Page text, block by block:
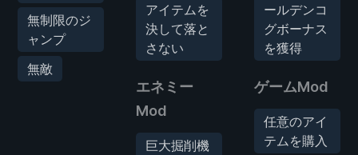
無制限のジ
ャンプ
無敵
アイテムを
決して落と
さない
エネミー
Mod
巨大掘削機
ールデンコ
グボーナス
を獲得
ゲームMod
任意のアイ
テムを購入